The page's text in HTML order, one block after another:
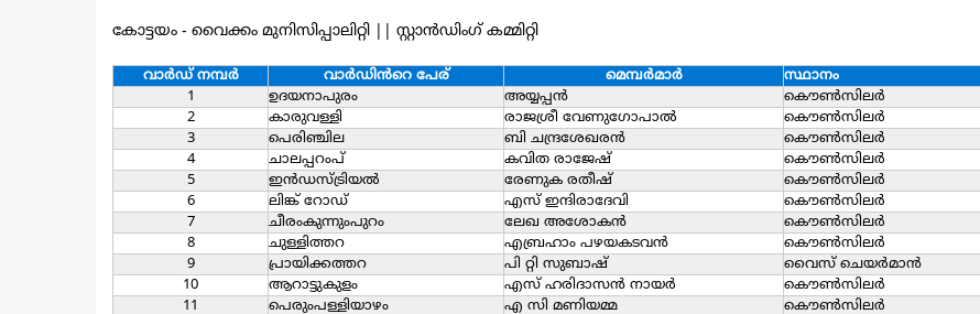
കോട്ടയം - വൈക്കം മുനിസിപ്പാലിറ്റി സ്റ്റാൻഡിംഗ് കമ്മിറ്റി
വാര്‍ഡ്‌ നമ്പര്‍ വാര്‍ഡിൻറെ പേര് മെമ്പര്‍മാര്‍ സ്ഥാനം
1
ഉദയനാപുരം അയ്യപ്പന്‍ കൌൺസിലർ
2
കാരുവള്ളി രാജശ്രീ വേണുഗോപാല്‍ കൌൺസിലർ
3
പെരിഞ്ചില ബി ചന്ദ്രശേഖരന്‍ കൌൺസിലർ
4
ചാലപ്പറംപ് കവിത രാജേഷ് കൌൺസിലർ
5
ഇന്‍ഡസ്ട്രിയല്‍ രേണുക രതീഷ് കൌൺസിലർ
6
ലിങ്ക് റോഡ് എസ് ഇന്ദിരാദേവി കൌൺസിലർ
7
ചീരംകുന്നുംപുറം ലേഖ അശോകന്‍ കൌൺസിലർ
8
ചുള്ളിത്തറ എബ്രഹാം പഴയകടവന്‍ കൌൺസിലർ
9
പ്രായിക്കത്തറ പി റ്റി സുബാഷ് വൈസ് ചെയര്‍മാന്‍
10
ആറാട്ടുകുളം എസ് ഹരിദാസന്‍ നായര്‍ കൌൺസിലർ
11
പെരുംപള്ളിയാഴം എ സി മണിയമ്മ കൌൺസിലർ